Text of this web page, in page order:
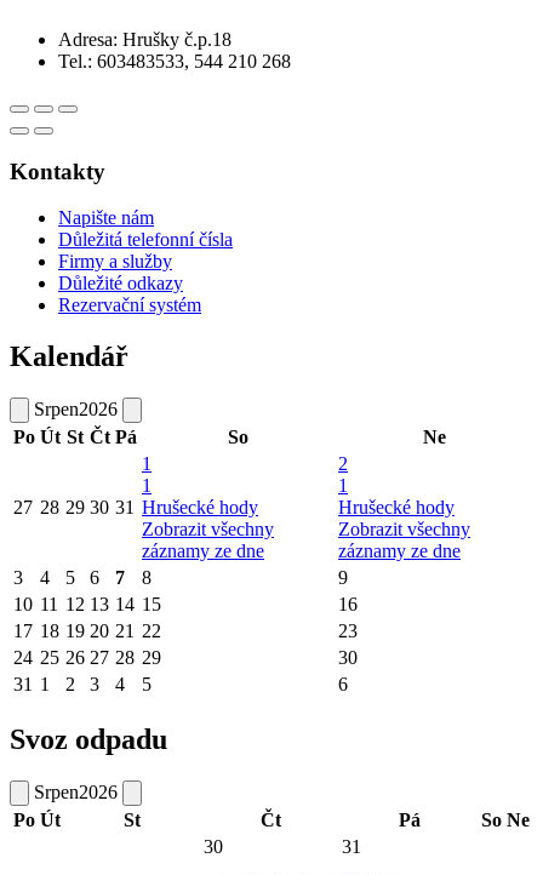
Adresa: Hrušky č.p.18
Tel.: 603483533, 544 210 268
Kontakty
Napište nám
Důležitá telefonní čísla
Firmy a služby
Důležité odkazy
Rezervační systém
Kalendář
Srpen2026
Po Út St Čt Pá So Ne
27 28 29 30 31
1
1
Hrušecké hody
Zobrazit všechny
záznamy ze dne
2
1
Hrušecké hody
Zobrazit všechny
záznamy ze dne
3
4 5 6 7 8
9
10 11 12 13 14 15
16
17 18 19 20 21 22
23
24 25 26 27 28 29
30
31 1 2 3 4 5 6
Svoz odpadu
Srpen2026
Po Út St Čt Pá So Ne
30
31